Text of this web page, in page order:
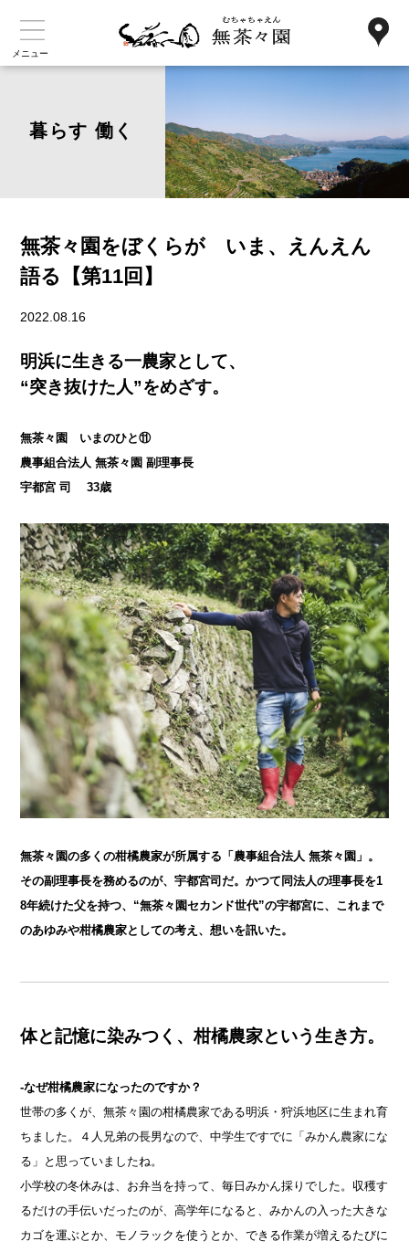
メニュー
暮らす 働く
無茶々園をぼくらが いま、えんえん
語る【第11回】
2022.08.16
明浜に生きる一農家として、
“突き抜けた人”をめざす。
無茶々園 いまのひと⑪
農事組合法人 無茶々園 副理事長
宇都宮 司 33歳
無茶々園の多くの柑橘農家が所属する「農事組合法人 無茶々園」。
その副理事長を務めるのが、宇都宮司だ。かつて同法人の理事長を1
8年続けた父を持つ、“無茶々園セカンド世代”の宇都宮に、これまで
のあゆみや柑橘農家としての考え、想いを訊いた。
体と記憶に染みつく、柑橘農家という生き方。
-なぜ柑橘農家になったのですか？
世帯の多くが、無茶々園の柑橘農家である明浜・狩浜地区に生まれ育
ちました。４人兄弟の長男なので、中学生ですでに「みかん農家にな
る」と思っていましたね。
小学校の冬休みは、お弁当を持って、毎日みかん採りでした。収穫す
るだけの手伝いだったのが、高学年になると、みかんの入った大きな
カゴを運ぶとか、モノラックを使うとか、できる作業が増えるたびに